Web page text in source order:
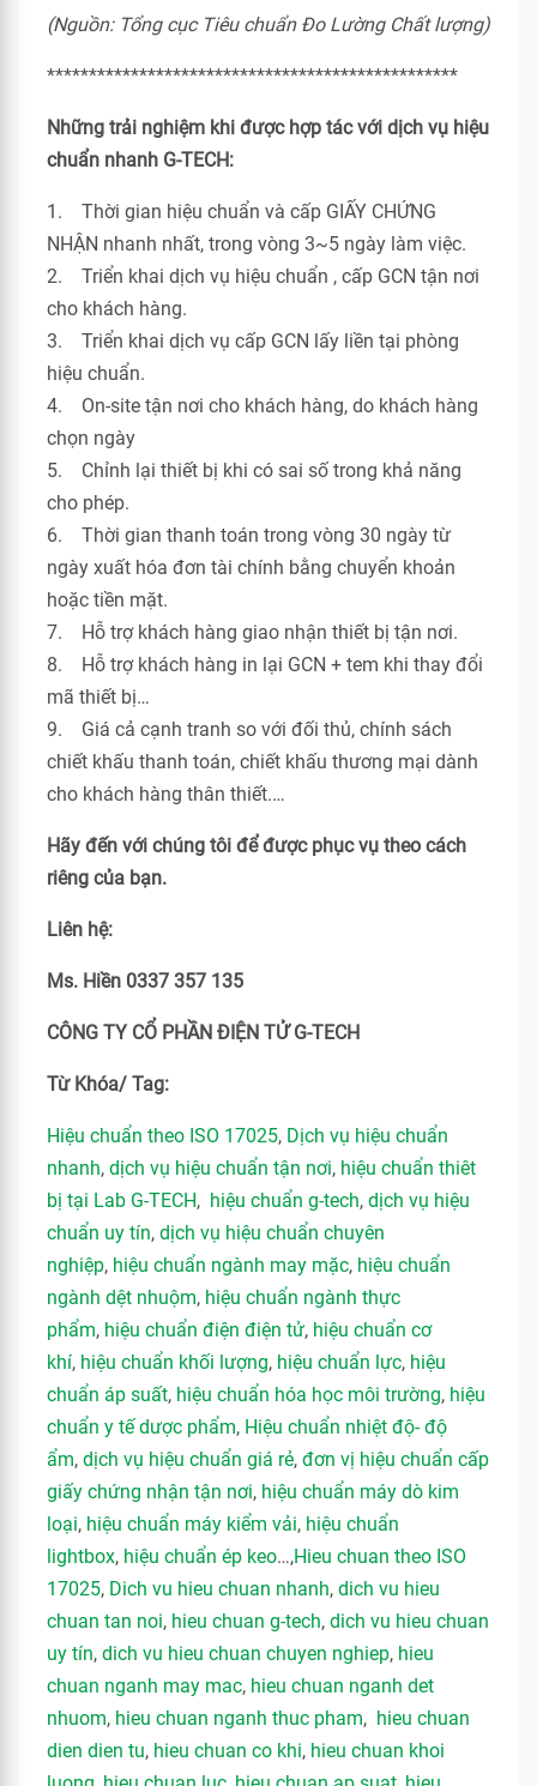
(Nguồn: Tổng cục Tiêu chuẩn Đo Lường Chất lượng)
*************************************************
Những trải nghiệm khi được hợp tác với dịch vụ hiệu
chuẩn nhanh G-TECH:
1. Thời gian hiệu chuẩn và cấp GIẤY CHỨNG
NHẬN nhanh nhất, trong vòng 3~5 ngày làm việc.
2. Triển khai dịch vụ hiệu chuẩn , cấp GCN tận nơi
cho khách hàng.
3. Triển khai dịch vụ cấp GCN lấy liền tại phòng
hiệu chuẩn.
4. On-site tận nơi cho khách hàng, do khách hàng
chọn ngày
5. Chỉnh lại thiết bị khi có sai số trong khả năng
cho phép.
6. Thời gian thanh toán trong vòng 30 ngày từ
ngày xuất hóa đơn tài chính bằng chuyển khoản
hoặc tiền mặt.
7. Hỗ trợ khách hàng giao nhận thiết bị tận nơi.
8. Hỗ trợ khách hàng in lại GCN + tem khi thay đổi
mã thiết bị…
9. Giá cả cạnh tranh so với đối thủ, chính sách
chiết khấu thanh toán, chiết khấu thương mại dành
cho khách hàng thân thiết.…
Hãy đến với chúng tôi để được phục vụ theo cách
riêng của bạn.
Liên hệ:
Ms. Hiền 0337 357 135
CÔNG TY CỔ PHẦN ĐIỆN TỬ G-TECH
Từ Khóa/ Tag:
Hiệu chuẩn theo ISO 17025, Dịch vụ hiệu chuẩn
nhanh, dịch vụ hiệu chuẩn tận nơi, hiệu chuẩn thiêt
bị tại Lab G-TECH, hiệu chuẩn g-tech, dịch vụ hiệu
chuẩn uy tín, dịch vụ hiệu chuẩn chuyên
nghiệp, hiệu chuẩn ngành may mặc, hiệu chuẩn
ngành dệt nhuộm, hiệu chuẩn ngành thực
phẩm, hiệu chuẩn điện điện tử, hiệu chuẩn cơ
khí, hiệu chuẩn khối lượng, hiệu chuẩn lực, hiệu
chuẩn áp suất, hiệu chuẩn hóa học môi trường, hiệu
chuẩn y tế dược phẩm, Hiệu chuẩn nhiệt độ- độ
ẩm, dịch vụ hiệu chuẩn giá rẻ, đơn vị hiệu chuẩn cấp
giấy chứng nhận tận nơi, hiệu chuẩn máy dò kim
loại, hiệu chuẩn máy kiểm vải, hiệu chuẩn
lightbox, hiệu chuẩn ép keo…,Hieu chuan theo ISO
17025, Dich vu hieu chuan nhanh, dich vu hieu
chuan tan noi, hieu chuan g-tech, dich vu hieu chuan
uy tín, dich vu hieu chuan chuyen nghiep, hieu
chuan nganh may mac, hieu chuan nganh det
nhuom, hieu chuan nganh thuc pham, hieu chuan
dien dien tu, hieu chuan co khi, hieu chuan khoi